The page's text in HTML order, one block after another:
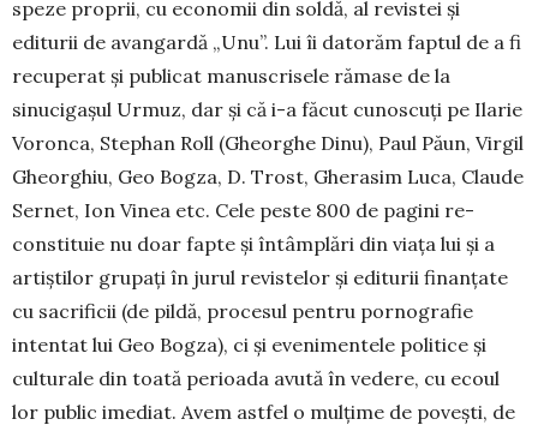
speze proprii, cu economii din soldă, al revistei și
editurii de avangardă „Unu”. Lui îi da­torăm faptul de a fi
recuperat și publicat manus­crisele rămase de la
sinucigașul Urmuz, dar și că i-a făcut cunoscuți pe Ilarie
Voronca, Stephan Roll (Gheorghe Dinu), Paul Păun, Virgil
Gheorghiu, Geo Bogza, D. Trost, Gherasim Luca, Claude
Sernet, Ion Vinea etc. Cele peste 800 de pagini re­
constituie nu doar fapte și întâmplări din viața lui și a
artiștilor grupați în jurul revistelor și editurii finanțate
cu sacrificii (de pildă, procesul pentru pornografie
intentat lui Geo Bogza), ci și evenimentele politice și
culturale din toată perioada avută în vedere, cu ecoul
lor public imediat. Avem astfel o mulțime de povești, de